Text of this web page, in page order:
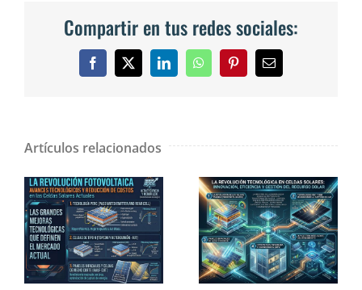
Compartir en tus redes sociales:
Facebook
X LinkedInWhatsAppPinterestCorreo
Artículos relacionados